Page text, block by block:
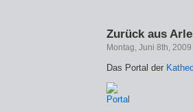
Zurück aus
Montag, Juni 8th, 2009
Das Portal der